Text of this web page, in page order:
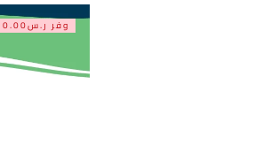
وفر ر.س10.00